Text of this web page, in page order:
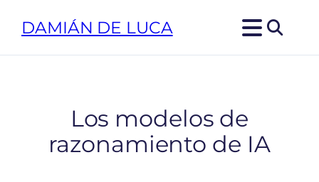
DAMIÁN DE LUCA
Los modelos de
razonamiento de IA